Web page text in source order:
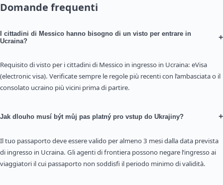
Domande frequenti
I cittadini di Messico hanno bisogno di un visto per entrare in
Ucraina?
+
Requisito di visto per i cittadini di Messico in ingresso in Ucraina: eVisa
(electronic visa). Verificate sempre le regole più recenti con l’ambasciata o il
consolato ucraino più vicini prima di partire.
Jak dlouho musí být můj pas platný pro vstup do Ukrajiny? +
Il tuo passaporto deve essere valido per almeno 3 mesi dalla data prevista
di ingresso in Ucraina. Gli agenti di frontiera possono negare l’ingresso ai
viaggiatori il cui passaporto non soddisfi il periodo minimo di validità.